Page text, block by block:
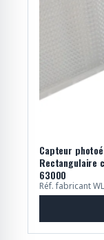
Capteur
Rectangulaire
63000
Réf. fabricant